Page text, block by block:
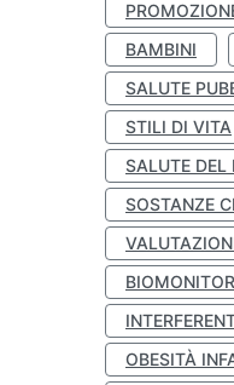
BAMBINI
SALUTE
STILI DI VITA
SALUTE DEL
SOSTANZE
OBESITÀ